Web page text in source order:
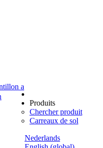
a
Nederlands
Produits
Chercher produit
Carreaux de sol